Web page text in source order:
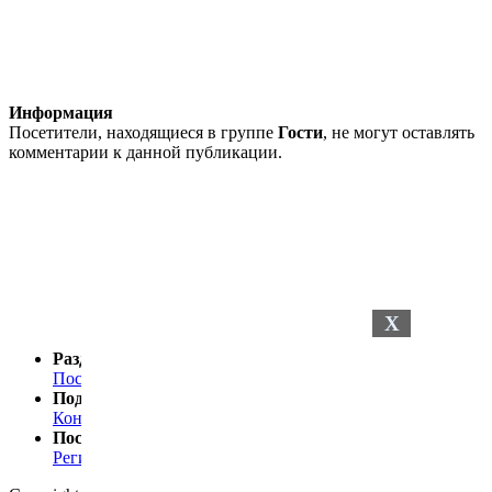
X
Информация
Посетители, находящиеся в группе Гости, не могут оставлять
комментарии к данной публикации.
Разделы сайта
Последние новости
Поддержка
Контакты
Посетителю
Регистрация